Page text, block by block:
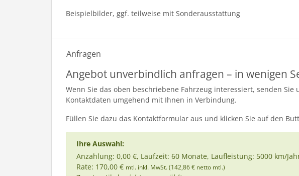
Beispielbilder, ggf. teilweise mit Sonderausstattung
Anfragen
Angebot unverbindlich anfragen – in wenigen
Wenn Sie das oben beschriebene Fahrzeug interessiert, senden
Kontaktdaten umgehend mit Ihnen in Verbindung.
Füllen Sie dazu das Kontaktformular aus und klicken Sie auf den
Ihre Auswahl:
Anzahlung: 0,00 €, Laufzeit: 60 Monate, Laufleistung: 5000 km/
Rate: 170,00 € mtl. inkl. MwSt. (142,86 € netto mtl.)